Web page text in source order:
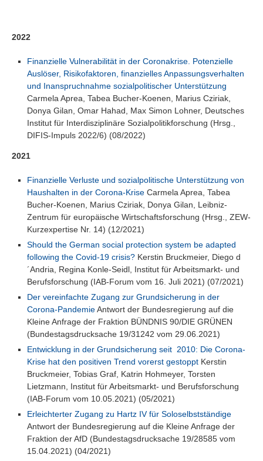
2022
Finanzielle Vulnerabilität in der Coronakrise. Potenzielle
Auslöser, Risikofaktoren, finanzielles Anpassungsverhalten
und Inanspruchnahme sozialpolitischer Unterstützung
Carmela Aprea, Tabea Bucher-Koenen, Marius Cziriak,
Donya Gilan, Omar Hahad, Max Simon Lohner, Deutsches
Institut für Interdisziplinäre Sozialpolitikforschung (Hrsg.,
DIFIS-Impuls 2022/6) (08/2022)
2021
Finanzielle Verluste und sozialpolitische Unterstützung von
Haushalten in der Corona-KriseCarmela Aprea, Tabea
Bucher-Koenen, Marius Cziriak, Donya Gilan, Leibniz-
Zentrum für europäische Wirtschaftsforschung (Hrsg., ZEW-
Kurzexpertise Nr. 14) (12/2021)
Should the German social protection system be adapted
following the Covid-19 crisis?Kerstin Bruckmeier, Diego d
´Andria, Regina Konle-Seidl, Institut für Arbeitsmarkt- und
Berufsforschung (IAB-Forum vom 16. Juli 2021) (07/2021)
Der vereinfachte Zugang zur Grundsicherung in der
Corona-PandemieAntwort der Bundesregierung auf die
Kleine Anfrage der Fraktion BÜNDNIS 90/DIE GRÜNEN
(Bundestagsdrucksache 19/31242 vom 29.06.2021)
Entwicklung in der Grundsicherung seit 2010: Die Corona-
Krise hat den positiven Trend vorerst gestopptKerstin
Bruckmeier, Tobias Graf, Katrin Hohmeyer, Torsten
Lietzmann, Institut für Arbeitsmarkt- und Berufsforschung
(IAB-Forum vom 10.05.2021) (05/2021)
Erleichterter Zugang zu Hartz IV für Soloselbstständige
Antwort der Bundesregierung auf die Kleine Anfrage der
Fraktion der AfD (Bundestagsdrucksache 19/28585 vom
15.04.2021) (04/2021)